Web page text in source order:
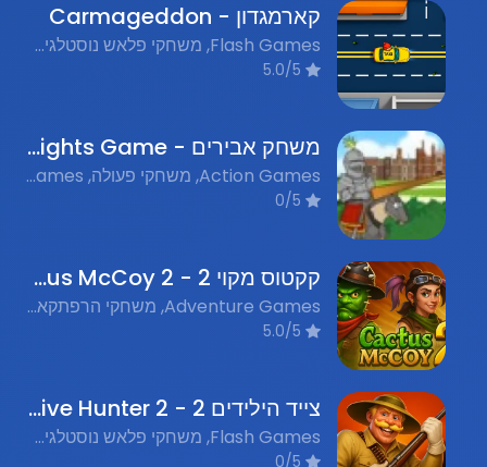
קארמגדון - Carmageddon
Flash Games, משחקי פלאש נוסטלגים, Action, אקשן, Driving, נהיגה
משחק אבירים - Knights Game
Action Games, משחקי פעולה, Medieval Games, משחקי תקופה, Flash Games, משחקי פלאש נוסטלגים
קקטוס מקוי 2 - Cactus McCoy 2
Adventure Games, משחקי הרפתקאות, Platformer Games, משחקי פלטפורמה, Nostalgic Flash Games, משחקי פלאש נוסטלגים
צייד הילידים 2 - Native Hunter 2
Flash Games, משחקי פלאש נוסטלגים, Action, אקשן, Hunting, ציד